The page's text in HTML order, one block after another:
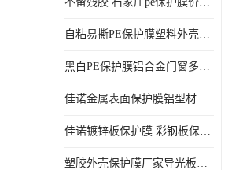
自粘易撕PE保护膜塑料外壳导光板亚克力板膜操作方便
黑白PE保护膜铝合金门窗多种颜色支持定制生产
佳诺金属表面保护膜铝型材保护膜不留残胶铝合金窗框保护胶带
佳诺镀锌板保护膜 彩钢板保护pe保护膜
塑胶外壳保护膜厂家导光板保护膜 铝单板保护膜胶带易撕不留胶